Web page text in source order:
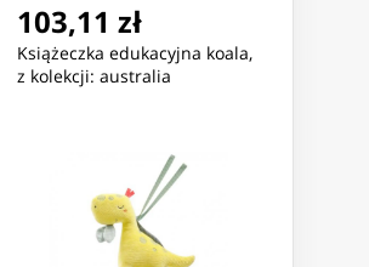
103,11 zł
Książeczka edukacyjna koala,
z kolekcji: australia